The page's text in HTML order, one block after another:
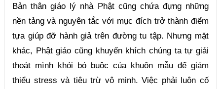
Bản thân giáo lý nhà Phật cũng chứa đựng những
nền tảng và nguyên tắc với mục đích trở thành điểm
tựa giúp đỡ hành giả trên đường tu tập. Nhưng mặt
khác, Phật giáo cũng khuyến khích chúng ta tự giải
thoát mình khỏi bó buộc của khuôn mẫu để giảm
thiểu stress và tiêu trừ vô minh. Việc phải luôn cố